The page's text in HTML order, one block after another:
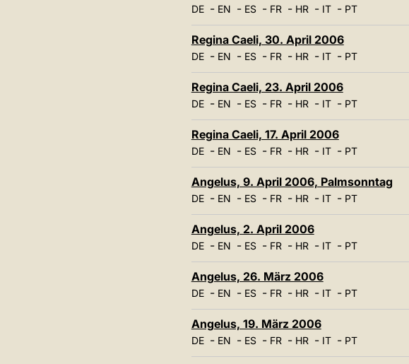
DE- EN - ES- FR- HR- IT- PT
Regina Caeli, 30. April 2006
DE- EN - ES- FR- HR- IT- PT
Regina Caeli, 23. April 2006
DE- EN - ES- FR- HR- IT- PT
Regina Caeli, 17. April 2006
DE- EN - ES- FR- HR- IT- PT
Angelus, 9. April 2006, Palmsonntag
DE- EN - ES- FR- HR- IT- PT
Angelus, 2. April 2006
DE- EN - ES- FR- HR- IT- PT
Angelus, 26. März 2006
DE- EN - ES- FR- HR- IT- PT
Angelus, 19. März 2006
DE- EN - ES- FR- HR- IT- PT